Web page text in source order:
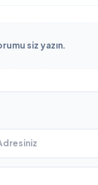
siz yazın.